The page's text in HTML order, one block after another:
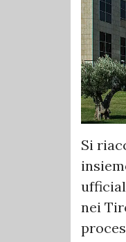
Si
nei